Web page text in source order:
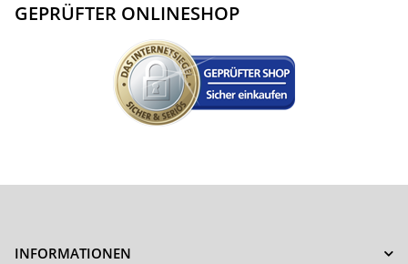
GEPRÜFTER ONLINESHOP
INFORMATIONEN